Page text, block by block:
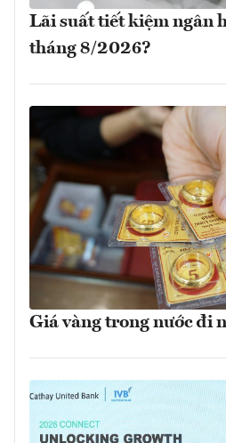
Lãi suất tiết kiệm ngân
tháng 8/2026?
Giá vàng trong nước đi